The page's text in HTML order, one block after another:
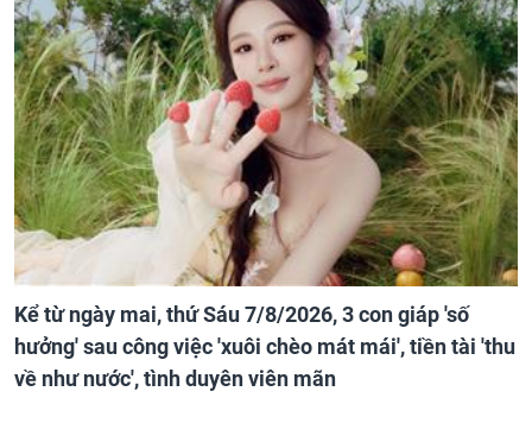
Kể từ ngày mai, thứ Sáu 7/8/2026, 3 con giáp 'số
hưởng' sau công việc 'xuôi chèo mát mái', tiền tài 'thu
về như nước', tình duyên viên mãn